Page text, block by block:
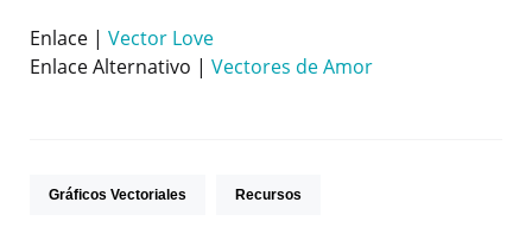
Enlace | Vector Love
Enlace Alternativo | Vectores de Amor
Gráficos Vectoriales Recursos